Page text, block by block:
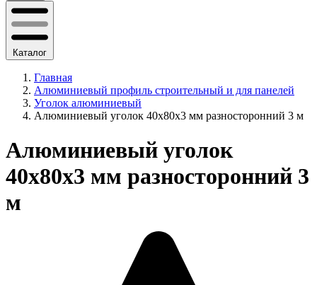
Каталог
Главная
Алюминиевый профиль строительный и для панелей
Уголок алюминиевый
Алюминиевый уголок 40х80х3 мм разносторонний 3 м
Алюминиевый уголок
40х80х3 мм разносторонний 3
м